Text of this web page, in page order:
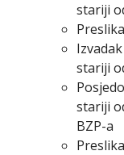
stariji
stariji
stariji
BZP-a